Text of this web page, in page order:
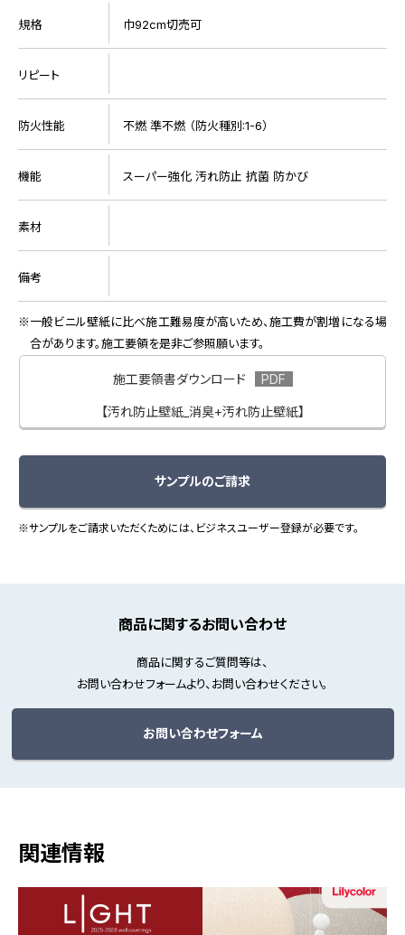
規格 巾92cm切売可
リピート
防火性能 不燃 準不燃 （防火種別:1-6）
機能 スーパー強化 汚れ防止 抗菌 防かび
素材
備考
一般ビニル壁紙に比べ施工難易度が高いため、施工費が割増になる場
合があります。施工要領を是非ご参照願います。
施工要領書ダウンロード
【汚れ防止壁紙_消臭+汚れ防止壁紙】
サンプルのご請求
※サンプルをご請求いただくためには、ビジネスユーザー登録が必要です。
商品に関するお問い合わせ
商品に関するご質問等は、
お問い合わせフォームより、お問い合わせください。
お問い合わせフォーム
関連情報